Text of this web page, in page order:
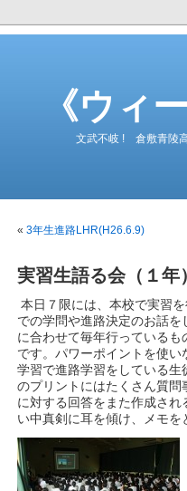
《ウィ
文武不岐 ! 倉敷青陵
« 3年生進路LHR(H26.6.9)
実習生語る会（１年
本日７限には、本校で実習
での学問や進路決定のお話
に合わせて毎年行っている
です。パワーポイントを使
学習で進路学習をしている
のプリントにはたくさん質
に対する回答をまた作成さ
い中真剣に耳を傾け、メモ